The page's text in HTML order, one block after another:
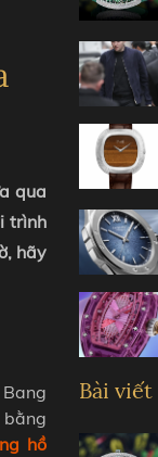
qua
trình
hãy
bằng
hồ
Bài